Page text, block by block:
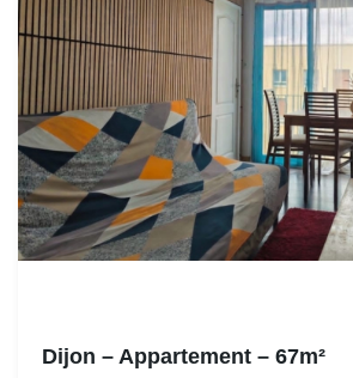
Dijon – Appartement – 67m²